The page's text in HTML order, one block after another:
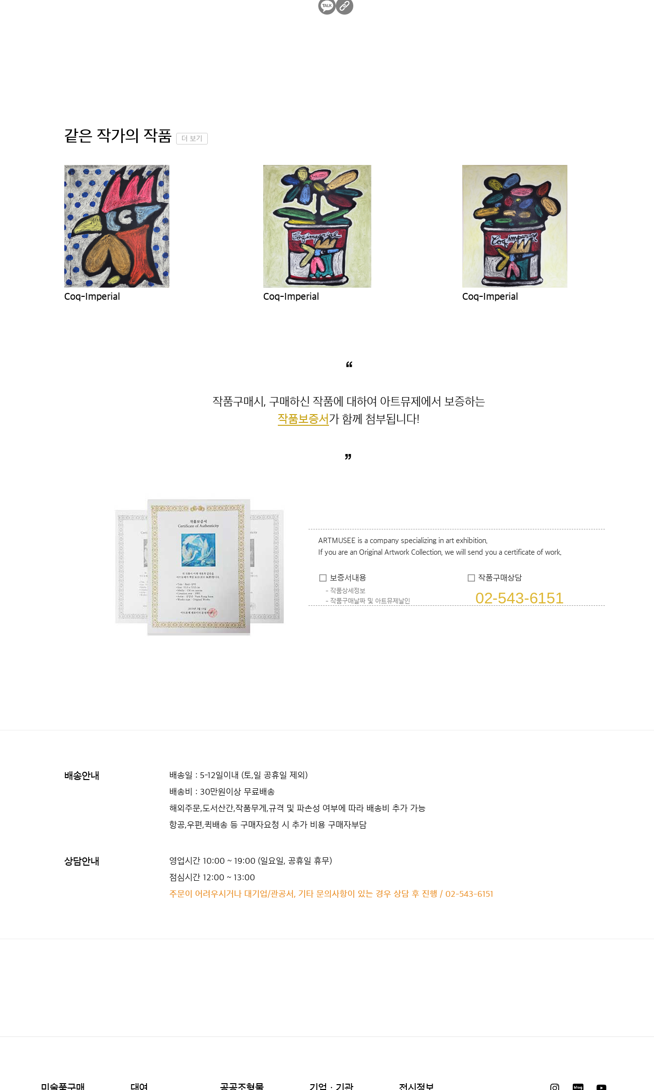
같은 작가의 작품 더 보기
Coq-Imperial Coq-Imperial coq-imperial
“
작품구매시, 구매하신 작품에 대하여 아트뮤제에서 보증하는
작품보증서
”
ARTMUSEE is a company specializing in art exhibition.
If you are an Original Artwork Collection, we will send you a certificate of work.
보증서내용
작품상세정보
작품구매날짜 및 아트뮤제날인
작품구매상담
02-543-6151
배송안내
배송일 : 5-12일이내 (토,일 공휴일 제외)
배송비 : 30만원이상 무료배송
해외주문,도서산간,작품무게,규격 및 파손성 여부에 따라 배송비 추가 가능
항공,우편,퀵배송 등 구매자요청 시 추가 비용 구매자부담
상담안내
영업시간 10:00 ~ 19:00 (일요일, 공휴일 휴무)
점심시간 12:00 ~ 13:00
주문이 어려우시거나 대기업/관공서, 기타 문의사항이 있는 경우 상담 후 진행 / 02-543-6151
미술품구매 대여 공공조형물 기업ㆍ기관 전시정보